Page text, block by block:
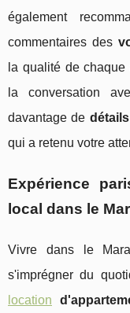
également
commentaires des
la qualité de
la conversation
davantage de détails
qui a retenu votre
Expérience
local dans le
Vivre dans le
s'imprégner du
location